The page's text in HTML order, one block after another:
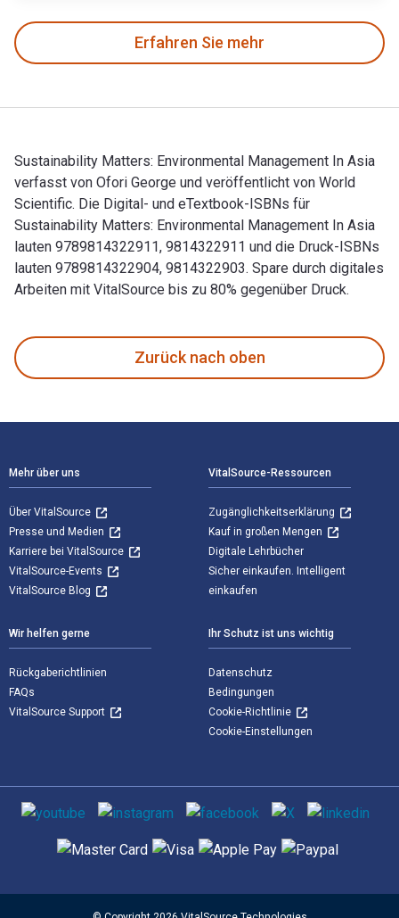
Erfahren Sie mehr
Sustainability Matters: Environmental Management In Asia
verfasst von Ofori George und veröffentlicht von World
Scientific. Die Digital- und eTextbook-ISBNs für
Sustainability Matters: Environmental Management In Asia
lauten 9789814322911, 9814322911 und die Druck-ISBNs
lauten 9789814322904, 9814322903. Spare durch digitales
Arbeiten mit VitalSource bis zu 80% gegenüber Druck.
Zurück nach oben
Mehr über uns
Über VitalSource
Presse und Medien
Karriere bei VitalSource
VitalSource-Events
VitalSource Blog
VitalSource-Ressourcen
Zugänglichkeitserklärung
Kauf in großen Mengen
Digitale Lehrbücher
Sicher einkaufen. Intelligent
einkaufen
Wir helfen gerne
Rückgaberichtlinien
FAQs
VitalSource Support
Ihr Schutz ist uns wichtig
Datenschutz
Bedingungen
Cookie-Richtlinie
Cookie-Einstellungen
Sozialen Medien
Unterstützte Zahlungsmethoden